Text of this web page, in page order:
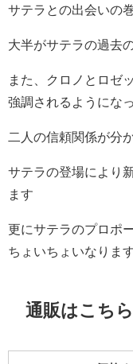
サテラとの出会いの
大半がサテラの過去
また、クロノとロゼ
強調されるようにな
二人の信頼関係が分
サテラの登場により
ます
更にサテラのプロポ
ちょいちょいなりま
通販はこち